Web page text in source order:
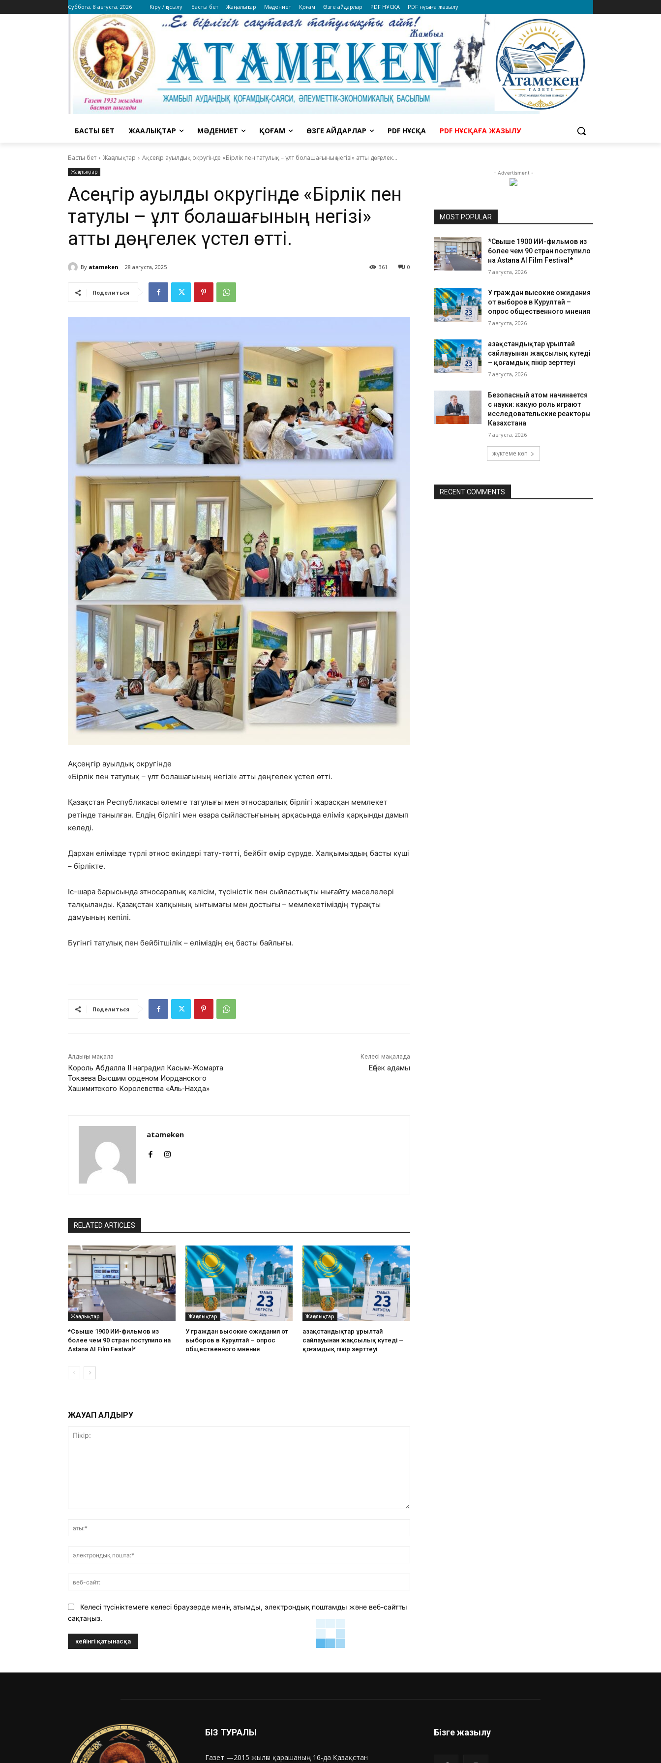
Суббота, 8 августа, 2026 Кіру / қосылу Басты бет Жаңалықтар Мәдениет Қоғам Өзге айдарлар PDF НҰСҚА PDF нұсқаға жазылу
БАСТЫ БЕТ ЖАҢАЛЫҚТАР МӘДЕНИЕТ ҚОҒАМ ӨЗГЕ АЙДАРЛАР PDF НҰСҚА PDF НҰСҚАҒА ЖАЗЫЛУ
Басты бет Жаңалықтар Ақсеңгір ауылдық округінде «Бірлік пен татулық – ұлт болашағының негізі» атты дөңгелек...
Жаңалықтар
Ақсеңгір ауылдық округінде «Бірлік пен
татулық – ұлт болашағының негізі»
атты дөңгелек үстел өтті.
By atameken 28 августа, 2025 0
361
Поделиться
Ақсеңгір ауылдық округінде
«Бірлік пен татулық – ұлт болашағының негізі» атты дөңгелек үстел өтті.
Қазақстан Республикасы әлемге татулығы мен этносаралық бірлігі жарасқан мемлекет
ретінде танылған. Елдің бірлігі мен өзара сыйластығының арқасында еліміз қарқынды дамып
келеді.
Дархан елімізде түрлі этнос өкілдері тату-тәтті, бейбіт өмір сүруде. Халқымыздың басты күші
– бірлікте.
Іс-шара барысында этносаралық келісім, түсіністік пен сыйластықты нығайту мәселелері
талқыланды. Қазақстан халқының ынтымағы мен достығы – мемлекетіміздің тұрақты
дамуының кепілі.
Бүгінгі татулық пен бейбітшілік – еліміздің ең басты байлығы.
Поделиться
Алдыңғы мақала
Король Абдалла II наградил Касым-Жомарта
Токаева Высшим орденом Иорданского
Хашимитского Королевства «Аль-Нахда»
Келесі мақалада
Еңбек адамы
atameken
RELATED ARTICLES
Жаңалықтар
*Свыше 1900 ИИ-фильмов из
более чем 90 стран поступило на
Astana AI Film Festival*
Жаңалықтар
У граждан высокие ожидания от
выборов в Курултай – опрос
общественного мнения
Жаңалықтар
Қазақстандықтар Құрылтай
сайлауынан жақсылық күтеді –
қоғамдық пікір зерттеуі
ЖАУАП ҚАЛДЫРУ
пошта:*
сайт:
Келесі түсініктемеге келесі браузерде менің атымды, электрондық поштамды және веб-сайтты
сақтаңыз.
- Advertisment -
MOST POPULAR
*Свыше 1900 ИИ-фильмов из
более чем 90 стран поступило
на Astana AI Film Festival*
7 августа, 2026
У граждан высокие ожидания
от выборов в Курултай –
опрос общественного мнения
7 августа, 2026
Қазақстандықтар Құрылтай
сайлауынан жақсылық күтеді
– қоғамдық пікір зерттеуі
7 августа, 2026
Безопасный атом начинается
с науки: какую роль играют
исследовательские реакторы
Казахстана
7 августа, 2026
жүктеме көп
RECENT COMMENTS
БІЗ ТУРАЛЫ
Газет —2015 жылғы қарашаның 16-да Қазақстан
Бізге жазылу